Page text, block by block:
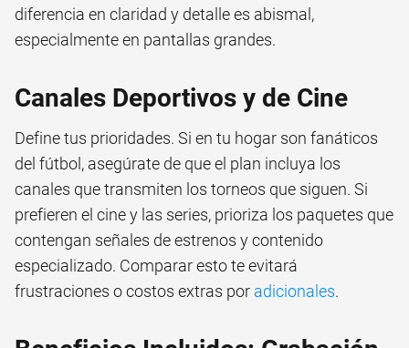
diferencia en claridad y detalle es abismal,
especialmente en pantallas grandes.
Canales Deportivos y de Cine
Define tus prioridades. Si en tu hogar son fanáticos
del fútbol, asegúrate de que el plan incluya los
canales que transmiten los torneos que siguen. Si
prefieren el cine y las series, prioriza los paquetes que
contengan señales de estrenos y contenido
especializado. Comparar esto te evitará
frustraciones o costos extras por adicionales.